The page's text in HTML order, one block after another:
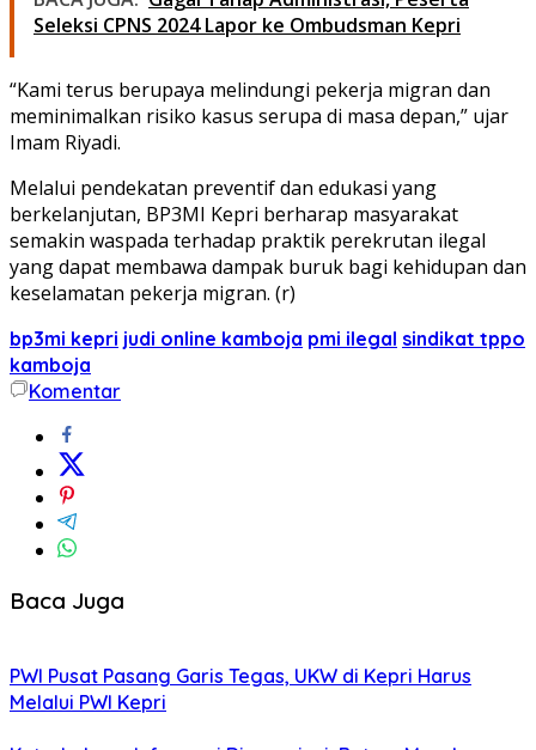
Seleksi CPNS 2024 Lapor ke Ombudsman Kepri
“Kami terus berupaya melindungi pekerja migran dan
meminimalkan risiko kasus serupa di masa depan,” ujar
Imam Riyadi.
Melalui pendekatan preventif dan edukasi yang
berkelanjutan, BP3MI Kepri berharap masyarakat
semakin waspada terhadap praktik perekrutan ilegal
yang dapat membawa dampak buruk bagi kehidupan dan
keselamatan pekerja migran. (r)
bp3mi kepri judi online kamboja pmi ilegal sindikat tppo
kamboja
Komentar
Baca Juga
PWI Pusat Pasang Garis Tegas, UKW di Kepri Harus
Melalui PWI Kepri